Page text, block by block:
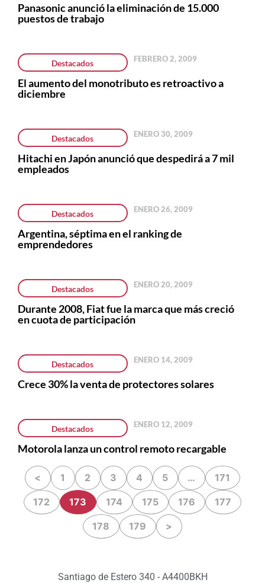
Panasonic anunció la eliminación de 15.000
puestos de trabajo
Destacados FEBRERO 2, 2009
El aumento del monotributo es retroactivo a
diciembre
Destacados ENERO 30, 2009
Hitachi en Japón anunció que despedirá a 7 mil
empleados
Destacados ENERO 26, 2009
Argentina, séptima en el ranking de
emprendedores
Destacados ENERO 20, 2009
Durante 2008, Fiat fue la marca que más creció
en cuota de participación
Destacados ENERO 14, 2009
Crece 30% la venta de protectores solares
Destacados ENERO 12, 2009
Motorola lanza un control remoto recargable
< 1 2 3 4 5 … 171
172 173 174 175 176 177
178 179 >
Santiago de Estero 340 - A4400BKH